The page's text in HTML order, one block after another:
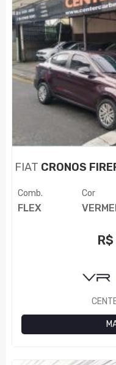
FIAT CRONOS
Comb.
FLEX
Cor
R$